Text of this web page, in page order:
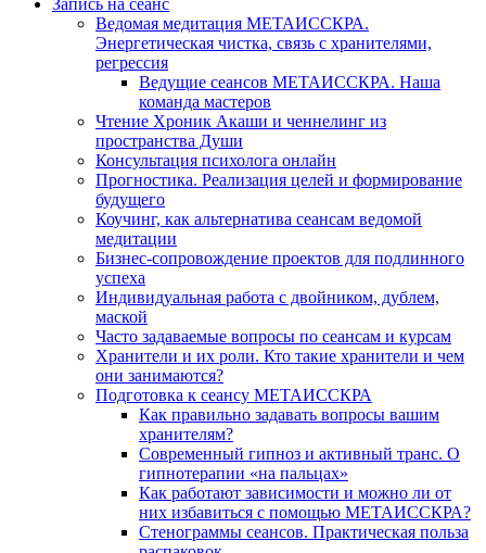
Запись на сеанс
Ведомая медитация МЕТАИССКРА.
Энергетическая чистка, связь с хранителями,
регрессия
Ведущие сеансов МЕТАИССКРА. Наша
команда мастеров
Чтение Хроник Акаши и ченнелинг из
пространства Души
Консультация психолога онлайн
Прогностика. Реализация целей и формирование
будущего
Коучинг, как альтернатива сеансам ведомой
медитации
Бизнес-сопровождение проектов для подлинного
успеха
Индивидуальная работа с двойником, дублем,
маской
Часто задаваемые вопросы по сеансам и курсам
Хранители и их роли. Кто такие хранители и чем
они занимаются?
Подготовка к сеансу МЕТАИССКРА
Как правильно задавать вопросы вашим
хранителям?
Современный гипноз и активный транс. О
гипнотерапии «на пальцах»
Как работают зависимости и можно ли от
них избавиться с помощью МЕТАИССКРА?
Стенограммы сеансов. Практическая польза